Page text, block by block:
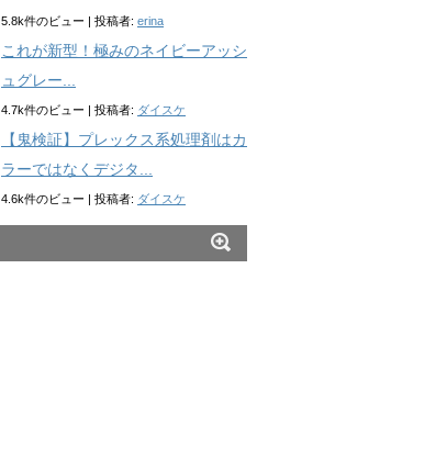
5.8k件のビュー | 投稿者: erina
これが新型！極みのネイビーアッシ
ュグレー...
4.7k件のビュー | 投稿者: ダイスケ
【鬼検証】プレックス系処理剤はカ
ラーではなくデジタ...
4.6k件のビュー | 投稿者: ダイスケ